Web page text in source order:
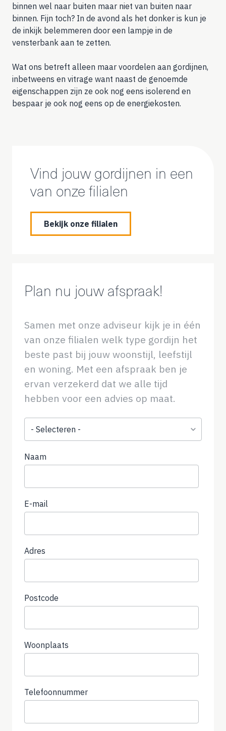
binnen wel naar buiten maar niet van buiten naar
binnen. Fijn toch? In de avond als het donker is kun je
de inkijk belemmeren door een lampje in de
vensterbank aan te zetten.
Wat ons betreft alleen maar voordelen aan gordijnen,
inbetweens en vitrage want naast de genoemde
eigenschappen zijn ze ook nog eens isolerend en
bespaar je ook nog eens op de energiekosten.
Vind jouw gordijnen in een
van onze filialen
Bekijk onze filialen
Plan nu jouw afspraak!
Samen met onze adviseur kijk je in één
van onze filialen welk type gordijn het
beste past bij jouw woonstijl, leefstijl
en woning. Met een afspraak ben je
ervan verzekerd dat we alle tijd
hebben voor een advies op maat.
Onderwerp
Naam
E-mail
Adres
Postcode
Woonplaats
Telefoonnummer
required)